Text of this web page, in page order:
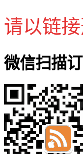
请以链
微信扫描